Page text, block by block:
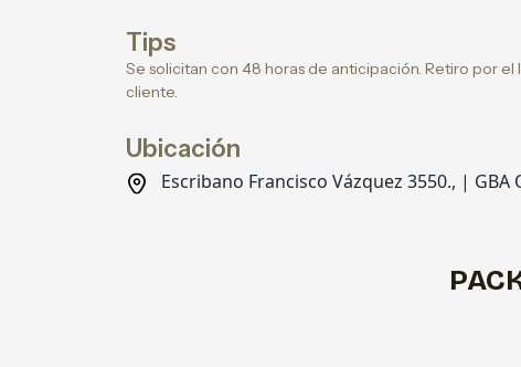
Tips
Se solicitan con 48 horas de anticipación. Retiro por
cliente.
Ubicación
Escribano Francisco Vázquez 3550., | GBA